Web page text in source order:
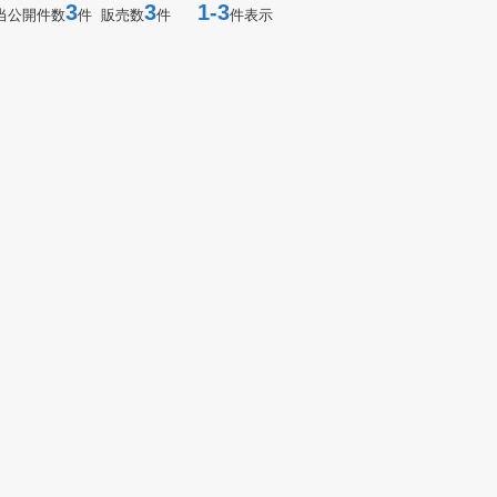
公開件数3件 販売数3件 1-3件表示